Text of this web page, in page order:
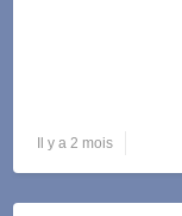
Il y a 2 mois